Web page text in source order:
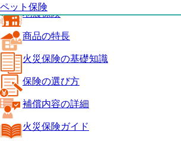
ペット保険
地震保険
商品の特長
火災保険の基礎知識
保険の選び方
補償内容の詳細
火災保険ガイド